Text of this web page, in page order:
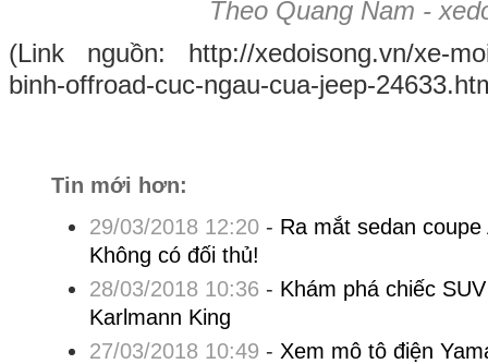
Theo Quang Nam -
(Link nguồn: http://xedoisong.vn/xe-
binh-offroad-cuc-ngau-cua-jeep-
Tin mới hơn:
29/03/2018 12:20- Ra mắt sedan
Không có đối thủ!
28/03/2018 10:36 - Khám phá chiếc
Karlmann King
27/03/2018 10:49 - Xem mô tô điện